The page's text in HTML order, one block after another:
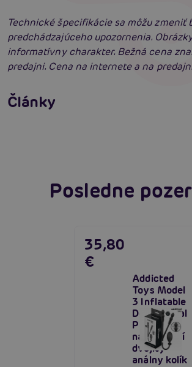
Technické špecifikácie sa môžu zmeniť
predchádzajúceho upozornenia.
informatívny charakter. Bežná cena
predajni. Cena na internete a na
Články
Príprava na análny sex: Tipy krok
Čítať viacej
Erotická inteligencia: Príručka
Posledne
Addicted
Toys Model
3 Inflatable
Double Anal
Plug,
nafukovací
dvojitý
análny kolík
35,80
€